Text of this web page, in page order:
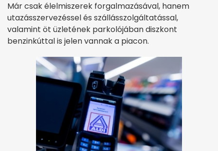
Már csak élelmiszerek forgalmazásával, hanem
utazásszervezéssel és szállásszolgáltatással,
valamint öt üzletének parkolójában diszkont
benzinkúttal is jelen vannak a piacon.